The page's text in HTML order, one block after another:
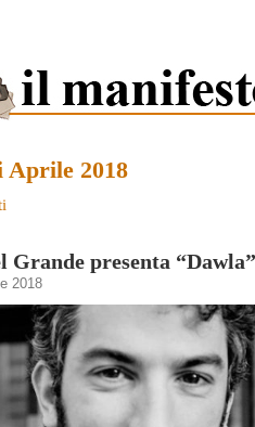
2018
Grande presenta “Dawla”
2018